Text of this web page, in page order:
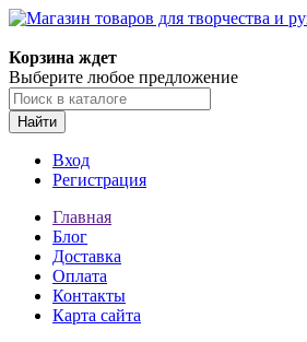
Корзина ждет
Выберите любое предложение
Найти
Вход
Регистрация
Главная
Блог
Доставка
Оплата
Контакты
Карта сайта